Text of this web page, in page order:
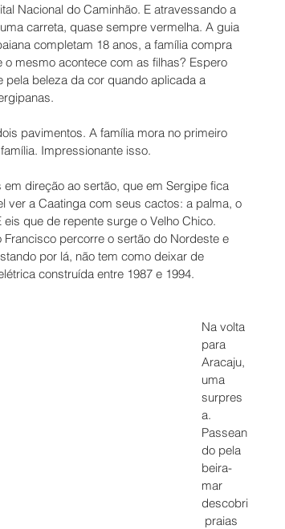
Nacional do Caminhão. E atravessando a
carreta, quase sempre vermelha. A guia
completam 18 anos, a família compra
mesmo acontece com as filhas? Espero
beleza da cor quando aplicada a
pavimentos. A família mora no primeiro
Impressionante isso.
direção ao sertão, que em Sergipe fica
ver a Caatinga com seus cactos: a palma, o
que de repente surge o Velho Chico.
percorre o sertão do Nordeste e
por lá, não tem como deixar de
construída entre 1987 e 1994.
Na volta
para
Aracaju,
uma
surpres
a.
Passean
do pela
beira-
mar
descobri
praias